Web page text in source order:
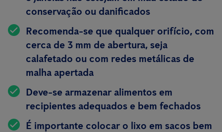
conservação ou danificados
Recomenda-se que qualquer orifício, com
cerca de 3 mm de abertura, seja
calafetado ou com redes metálicas de
malha apertada
Deve-se armazenar alimentos em
recipientes adequados e bem fechados
É importante colocar o lixo em sacos bem